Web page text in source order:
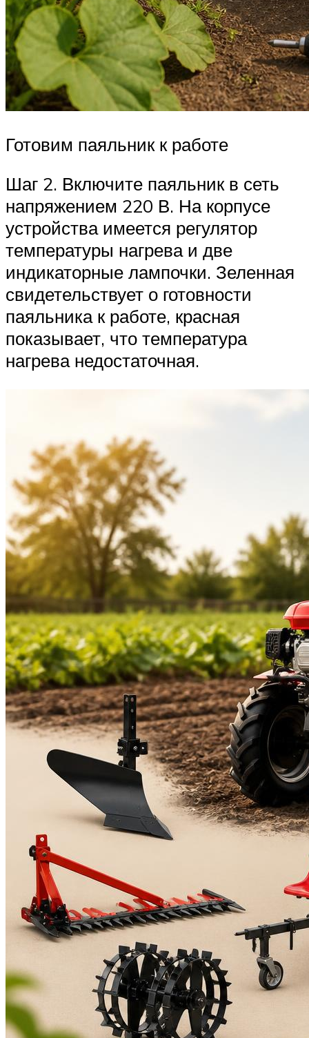
Готовим паяльник к работе
Шаг 2. Включите паяльник в сеть
напряжением 220 В. На корпусе
устройства имеется регулятор
температуры нагрева и две
индикаторные лампочки. Зеленная
свидетельствует о готовности
паяльника к работе, красная
показывает, что температура
нагрева недостаточная.